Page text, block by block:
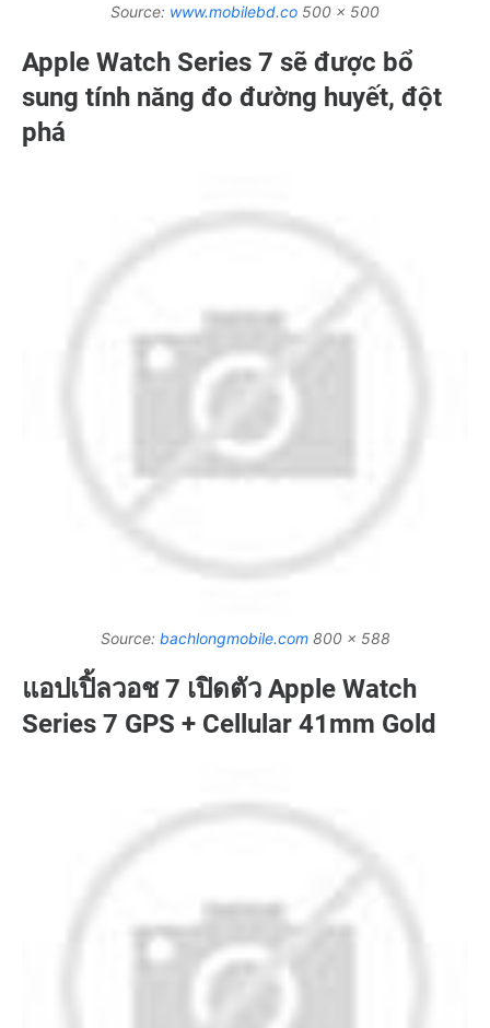
Source: www.mobilebd.co 500 x 500
Apple Watch Series 7 sẽ được bổ
sung tính năng đo đường huyết, đột
phá
Source: bachlongmobile.com800 x 588
แอปเปิ้ลวอช 7 เปิดตัว Apple Watch
Series 7 GPS + Cellular 41mm Gold